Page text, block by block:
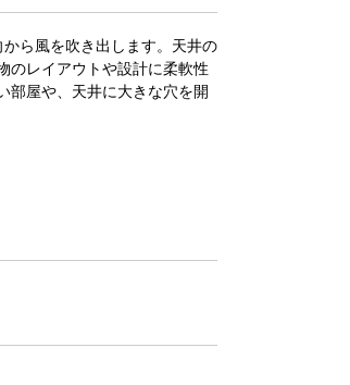
ら風を吹き出します。天井の
のレイアウトや設計に柔軟性
部屋や、天井に大きな穴を開